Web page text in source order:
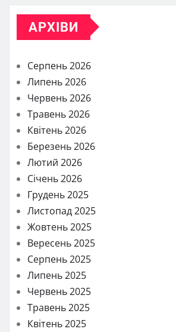
АРХІВИ
Серпень 2026
Липень 2026
Червень 2026
Травень 2026
Квітень 2026
Березень 2026
Лютий 2026
Січень 2026
Грудень 2025
Листопад 2025
Жовтень 2025
Вересень 2025
Серпень 2025
Липень 2025
Червень 2025
Травень 2025
Квітень 2025